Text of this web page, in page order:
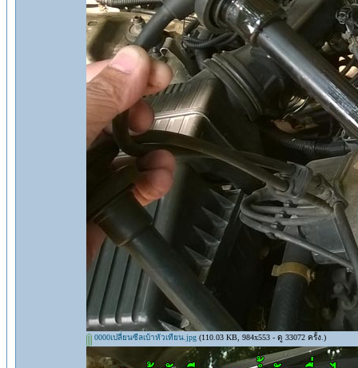
0000เปลี่ยนซีลเบ้าหัวเทียน.jpg (110.03 KB, 984x553 - ดู 33072 ครั้ง.)